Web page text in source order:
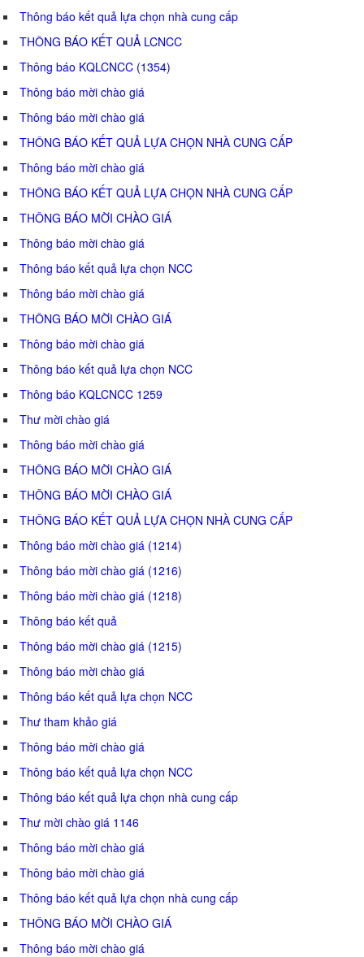
Thông báo kết quả lựa chọn nhà cung cấp
THÔNG BÁO KẾT QUẢ LCNCC
Thông báo KQLCNCC (1354)
Thông báo mời chào giá
Thông báo mời chào giá
THÔNG BÁO KẾT QUẢ LỰA CHỌN NHÀ CUNG CẤP
Thông báo mời chào giá
THÔNG BÁO KẾT QUẢ LỰA CHỌN NHÀ CUNG CẤP
THÔNG BÁO MỜI CHÀO GIÁ
Thông báo mời chào giá
Thông báo kết quả lựa chọn NCC
Thông báo mời chào giá
THÔNG BÁO MỜI CHÀO GIÁ
Thông báo mời chào giá
Thông báo kết quả lựa chọn NCC
Thông báo KQLCNCC 1259
Thư mời chào giá
Thông báo mời chào giá
THÔNG BÁO MỜI CHÀO GIÁ
THÔNG BÁO MỜI CHÀO GIÁ
THÔNG BÁO KẾT QUẢ LỰA CHỌN NHÀ CUNG CẤP
Thông báo mời chào giá (1214)
Thông báo mời chào giá (1216)
Thông báo mời chào giá (1218)
Thông báo kết quả
Thông báo mời chào giá (1215)
Thông báo mời chào giá
Thông báo kết quả lựa chọn NCC
Thư tham khảo giá
Thông báo mời chào giá
Thông báo kết quả lựa chọn NCC
Thông báo kết quả lựa chọn nhà cung cấp
Thư mời chào giá 1146
Thông báo mời chào giá
Thông báo mời chào giá
Thông báo kết quả lựa chọn nhà cung cấp
THÔNG BÁO MỜI CHÀO GIÁ
Thông báo mời chào giá